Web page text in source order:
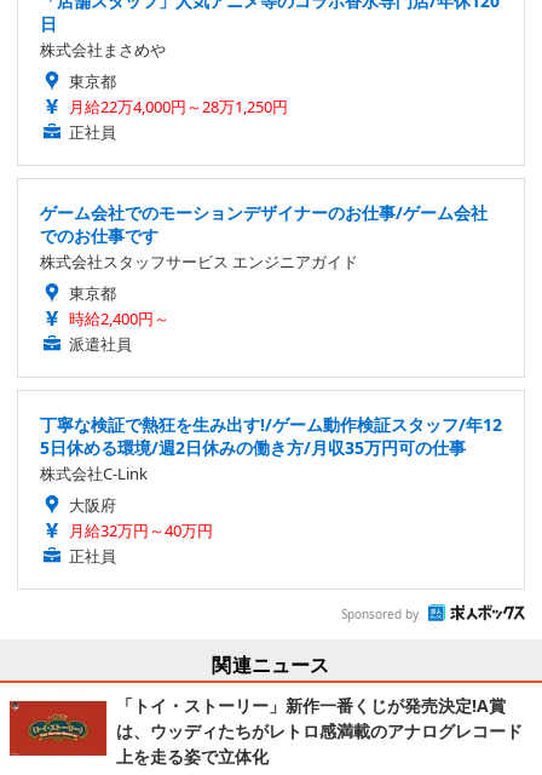
日
株式会社まさめや
東京都
月給22万4,000円～28万1,250円
正社員
ゲーム会社でのモーションデザイナーのお仕事/ゲーム会社
でのお仕事です
株式会社スタッフサービス エンジニアガイド
東京都
時給2,400円～
派遣社員
丁寧な検証で熱狂を生み出す!/ゲーム動作検証スタッフ/年12
5日休める環境/週2日休みの働き方/月収35万円可の仕事
株式会社C-Link
大阪府
月給32万円～40万円
正社員
Sponsored by
関連ニュース
「トイ・ストーリー」新作一番くじが発売決定!A賞
は、ウッディたちがレトロ感満載のアナログレコード
上を走る姿で立体化